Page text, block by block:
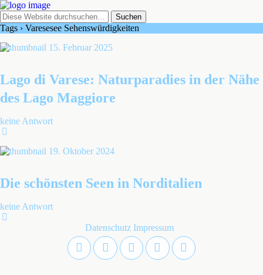
Tags › Varesesee Sehenswürdigkeiten
15. Februar 2025
Lago di Varese: Naturparadies in der Nähe
des Lago Maggiore
keine Antwort
19. Oktober 2024
Die schönsten Seen in Norditalien
keine Antwort
Datenschutz Impressum